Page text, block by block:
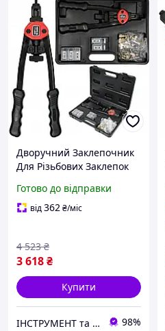
Дворучний Заклепочник
Для Різьбових Заклепок
YATO (YT-3612)
Готово до відправки
від362₴/міс
3 618₴
4 523 ₴
Купити
ІНСТРУМЕНТ та МЕТИЗИ 98%